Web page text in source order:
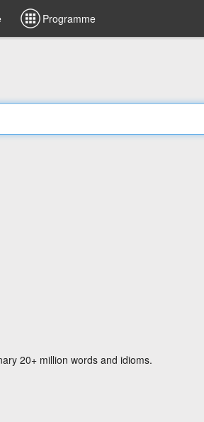
Programme
20+ million words and idioms.